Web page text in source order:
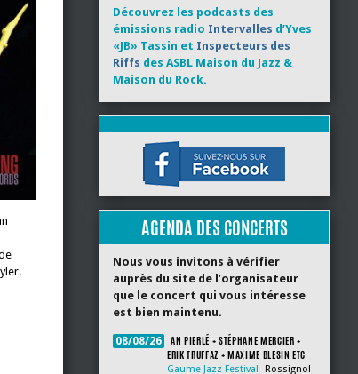
Découvrez les podcasts des
émissions radio Intervalles d’Yves
«JB» Tassin et Inspecteurs des
Riffs des ASBL Maison du Jazz &
Maison du Rock.
AGENDA DES CONCERTS
Nous vous invitons à vérifier
auprès du site de l’organisateur
que le concert qui vous intéresse
est bien maintenu.
08/08/26
AN PIERLÉ + STÉPHANE MERCIER +
ERIK TRUFFAZ + MAXIME BLESIN ETC
Gaume Jazz Festival
Rossignol-